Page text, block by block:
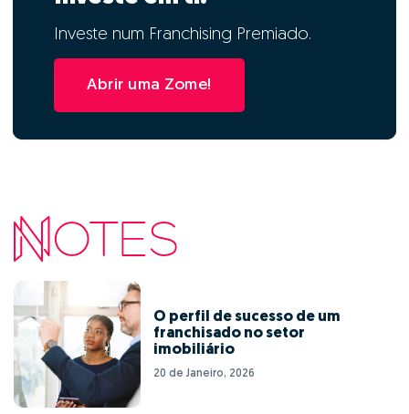
Investe num Franchising Premiado.
Abrir uma Zome!
O perfil de sucesso de um
franchisado no setor
imobiliário
20 de Janeiro, 2026